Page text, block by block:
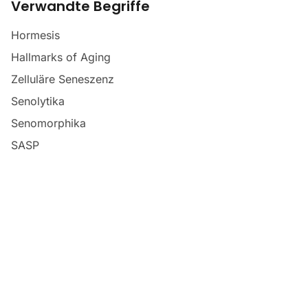
Verwandte Begriffe
Hormesis
Hallmarks of Aging
Zelluläre Seneszenz
Senolytika
Senomorphika
SASP